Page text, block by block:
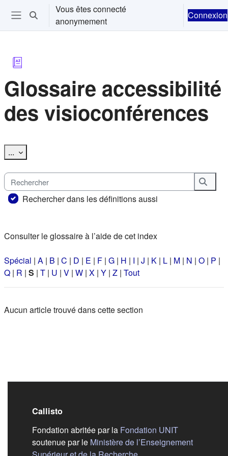
Passer au contenu principal
Ouvrir le menu de navigation
Activer/désactiver la saisie de recherche
Vous êtes connecté
anonymement
Connexion
Glossaire accessibilité
des visioconférences
... Exporter des articles
Rechercher
Rechercher dans les définitions aussi
Consulter le glossaire à l’aide de cet index
Spécial | A | B | C | D | E | F | G | H | I | J | K | L | M | N | O | P |
Q | R | S | T | U | V | W | X | Y | Z | Tout
Aucun article trouvé dans cette section
Callisto
Fondation abritée par la Fondation UNIT(s'ouvre
soutenue par le Ministère de l’Enseignement